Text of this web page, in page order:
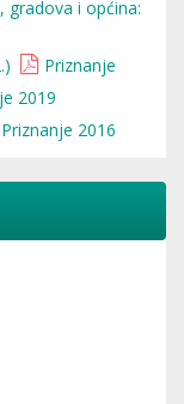
gradova i općina:
Priznanje
2019
Priznanje 2016